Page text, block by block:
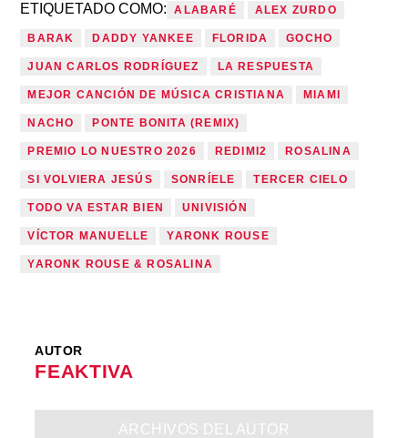
ETIQUETADO COMO: ALABARÉ ALEX ZURDO
BARAK DADDY YANKEE FLORIDA GOCHO
JUAN CARLOS RODRÍGUEZ LA RESPUESTA
MEJOR CANCIÓN DE MÚSICA CRISTIANA MIAMI
NACHO PONTE BONITA (REMIX)
PREMIO LO NUESTRO 2026 REDIMI2 ROSALINA
SI VOLVIERA JESÚS SONRÍELE TERCER CIELO
TODO VA ESTAR BIEN UNIVISIÓN
VÍCTOR MANUELLE YARONK ROUSE
YARONK ROUSE & ROSALINA
AUTOR
FEAKTIVA
ARCHIVOS DEL AUTOR